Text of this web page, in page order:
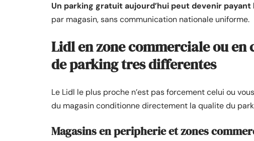
Un parking gratuit aujourd’hui peut devenir
par magasin, sans communication nationale uniforme.
Lidl en zone commerciale ou
de parking tres differentes
Le Lidl le plus proche n’est pas forcement celui ou
du magasin conditionne directement la qualite du
Magasins en peripherie et zones